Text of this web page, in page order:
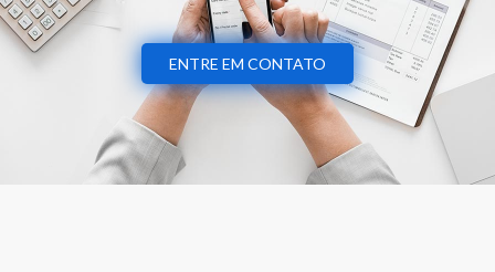
ENTRE EM CONTATO